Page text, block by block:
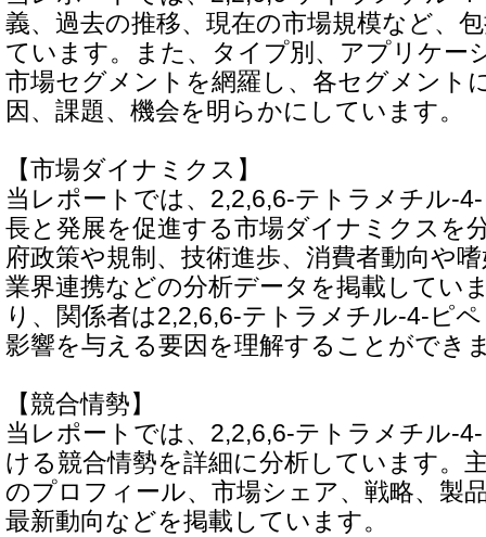
義、過去の推移、現在の市場規模など、
ています。また、タイプ別、アプリケー
市場セグメントを網羅し、各セグメント
因、課題、機会を明らかにしています。
【市場ダイナミクス】
当レポートでは、2,2,6,6-テトラメチル-
長と発展を促進する市場ダイナミクスを
府政策や規制、技術進歩、消費者動向や
業界連携などの分析データを掲載してい
り、関係者は2,2,6,6-テトラメチル-4-ピ
影響を与える要因を理解することができ
【競合情勢】
当レポートでは、2,2,6,6-テトラメチル-
ける競合情勢を詳細に分析しています。
のプロフィール、市場シェア、戦略、製
最新動向などを掲載しています。